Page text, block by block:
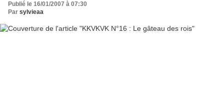
Publié le 16/01/2007 à 07:30
Par sylvieaa